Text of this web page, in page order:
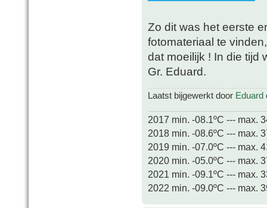
Zo dit was het eerste
fotomateriaal te
dat moeilijk ! In die tijd
Gr. Eduard.
Laatst bijgewerkt door Eduard
2017 min. -08.1ºC --- max.
2018 min. -08.6ºC --- max.
2019 min. -07.0ºC --- max.
2020 min. -05.0ºC --- max.
2021 min. -09.1ºC --- max.
2022 min. -09.0ºC --- max.